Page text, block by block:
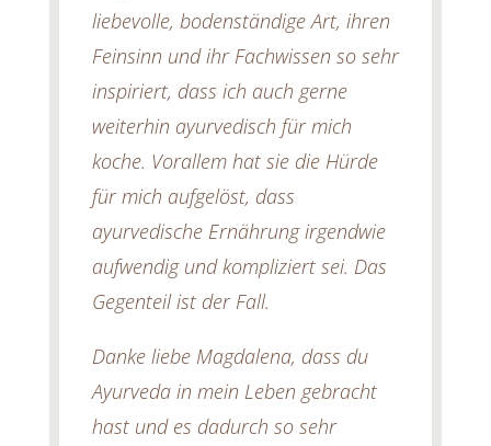
liebevolle, bodenständige Art, ihren
Feinsinn und ihr Fachwissen so sehr
inspiriert, dass ich auch gerne
weiterhin ayurvedisch für mich
koche. Vorallem hat sie die Hürde
für mich aufgelöst, dass
ayurvedische Ernährung irgendwie
aufwendig und kompliziert sei. Das
Gegenteil ist der Fall.
Danke liebe Magdalena, dass du
Ayurveda in mein Leben gebracht
hast und es dadurch so sehr